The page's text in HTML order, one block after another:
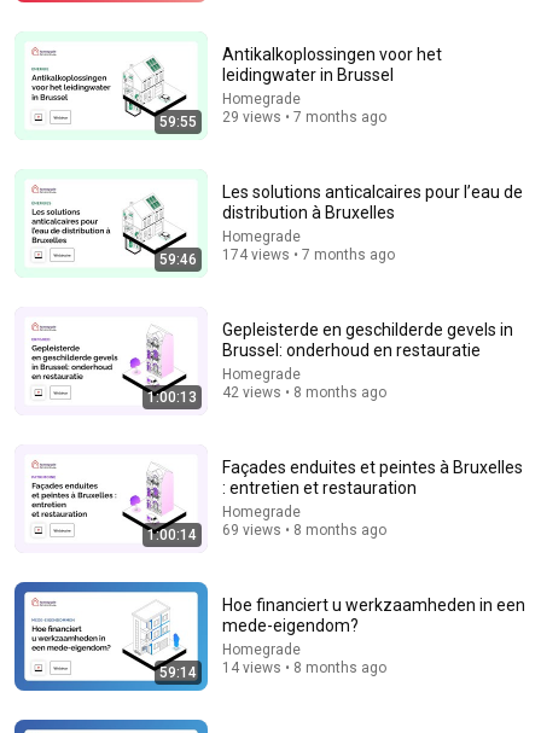
L’eau de pluie à l’échelle du particulier, que faire ?
Homegrade • 752 views
Dealing With a Toxic Person
Mel Robbins •
59:55
Antikalkoplossingen voor het
leidingwater in Brussel
Homegrade
29 views • 7 months ago
59:46
Les solutions anticalcaires pour l’eau de
distribution à Bruxelles
Homegrade
174 views • 7 months ago
1:00:13
Gepleisterde en geschilderde gevels in
Brussel: onderhoud en restauratie
Homegrade
42 views • 8 months ago
1:00:14
Façades enduites et peintes à Bruxelles
: entretien et restauration
Homegrade
69 views • 8 months ago
59:14
Hoe financiert u werkzaamheden in een
mede-eigendom?
Homegrade
14 views • 8 months ago